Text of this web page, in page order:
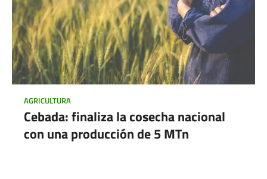
AGRICULTURA
Cebada: finaliza la cosecha nacional
con una producción de 5 MTn